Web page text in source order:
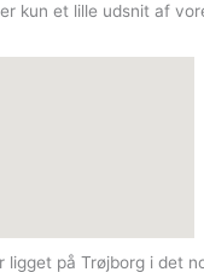
kun et lille udsnit af
ligget på Trøjborg i det